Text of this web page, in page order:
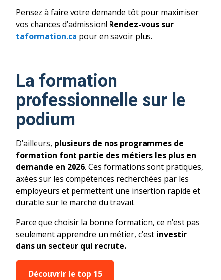
Pensez à faire votre demande tôt pour maximiser
vos chances d’admission! Rendez-vous sur
taformation.ca pour en savoir plus.
La formation
professionnelle sur le
podium
D’ailleurs, plusieurs de nos programmes de
formation font partie des métiers les plus en
demande en 2026. Ces formations sont pratiques,
axées sur les compétences recherchées par les
employeurs et permettent une insertion rapide et
durable sur le marché du travail.
Parce que choisir la bonne formation, ce n’est pas
seulement apprendre un métier, c’est investir
dans un secteur qui recrute.
Découvrir le top 15